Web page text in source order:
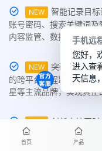
NEW
智能记录目标
账号密码、搜索关键词
内容监管、数据取证与账
NEW
突破系统限制
的跨平台远程监控，适配
星等主流品牌，实现真
创新支持同
在主控平台一键切换查
监护、情感调查与企业级
首页 产品
手机远
您好，
进入查
天信息